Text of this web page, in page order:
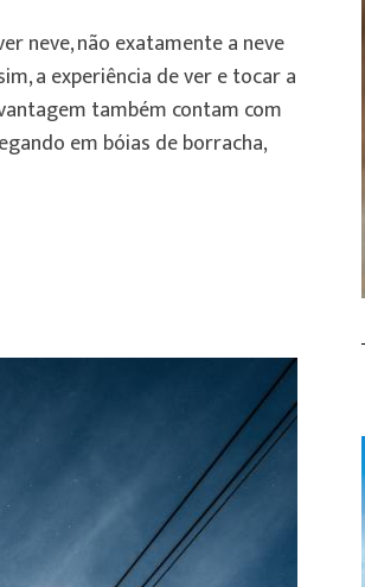
neve, não exatamente a neve
a experiência de ver e tocar a
também contam com
em bóias de borracha,